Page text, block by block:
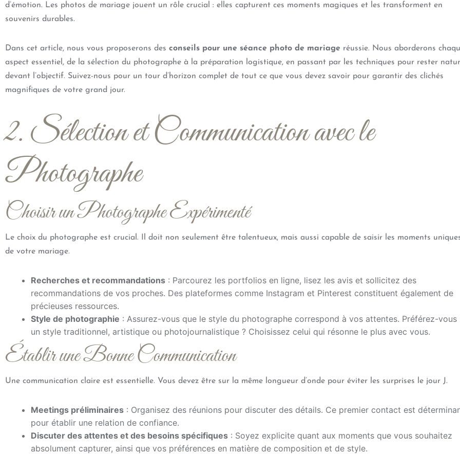
d’émotion. Les photos de mariage jouent un rôle crucial : elles capturent ces moments magiques et les transforment en
souvenirs durables.
Dans cet article, nous vous proposerons des conseils pour une séance photo de mariage réussie. Nous aborderons
aspect essentiel, de la sélection du photographe à la préparation logistique, en passant par les techniques pour rester
devant l’objectif. Suivez-nous pour un tour d’horizon complet de tout ce que vous devez savoir pour garantir des clichés
magnifiques de votre grand jour.
2. Sélection et Communication avec le
Photographe
Choisir un Photographe Expérimenté
Le choix du photographe est crucial. Il doit non seulement être talentueux, mais aussi capable de saisir les moments
de votre mariage.
Recherches et recommandations : Parcourez les portfolios en ligne, lisez les avis et sollicitez des
recommandations de vos proches. Des plateformes comme Instagram et Pinterest constituent également de
précieuses ressources.
Style de photographie : Assurez-vous que le style du photographe correspond à vos attentes. Préférez-vous
un style traditionnel, artistique ou photojournalistique ? Choisissez celui qui résonne le plus avec vous.
Établir une Bonne Communication
Une communication claire est essentielle. Vous devez être sur la même longueur d’onde pour éviter les surprises le jour J.
Meetings préliminaires : Organisez des réunions pour discuter des détails. Ce premier contact est
pour établir une relation de confiance.
Discuter des attentes et des besoins spécifiques : Soyez explicite quant aux moments que vous souhaitez
absolument capturer, ainsi que vos préférences en matière de composition et de style.